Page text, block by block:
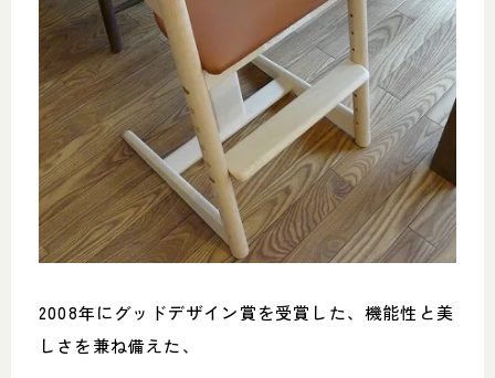
2008年にグッドデザイン賞を受賞した、機能性と美
しさを兼ね備えた、